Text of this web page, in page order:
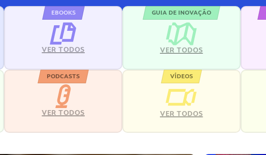
EBOOKS
VER TODOS
GUIA DE INOVAÇÃO
VER TODOS
PODCASTS
VER TODOS
VÍDEOS
VER TODOS